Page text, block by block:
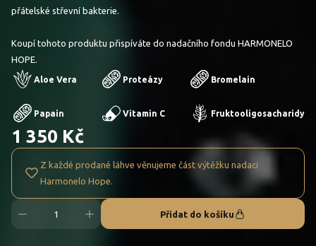
přátelské střevní bakterie.
Koupí tohoto produktu přispíváte do nadačního fondu HARMONELO
HOPE.
Aloe Vera Proteázy Bromelain
Papain Vitamin C Fruktooligosacharidy
1 350 Kč
Z každé prodané láhve věnujeme část výtěžku nadaci
Harmonelo Hope.
Přidat do košíku